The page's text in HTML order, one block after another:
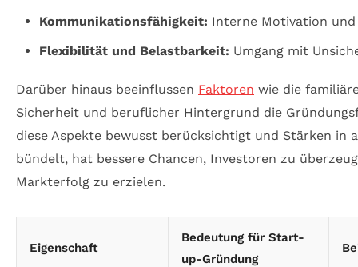
Kommunikationsfähigkeit: Interne Motivation
Flexibilität und Belastbarkeit: Umgang mit
Darüber hinaus beeinflussen Faktoren wie die
Sicherheit und beruflicher Hintergrund die
diese Aspekte bewusst berücksichtigt und Stärken in
bündelt, hat bessere Chancen, Investoren zu
Markterfolg zu erzielen.
Eigenschaft
Bedeutung für Start-
up-Gründung